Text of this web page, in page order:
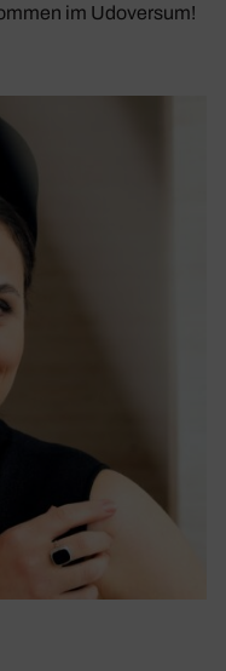
im Udoversum!